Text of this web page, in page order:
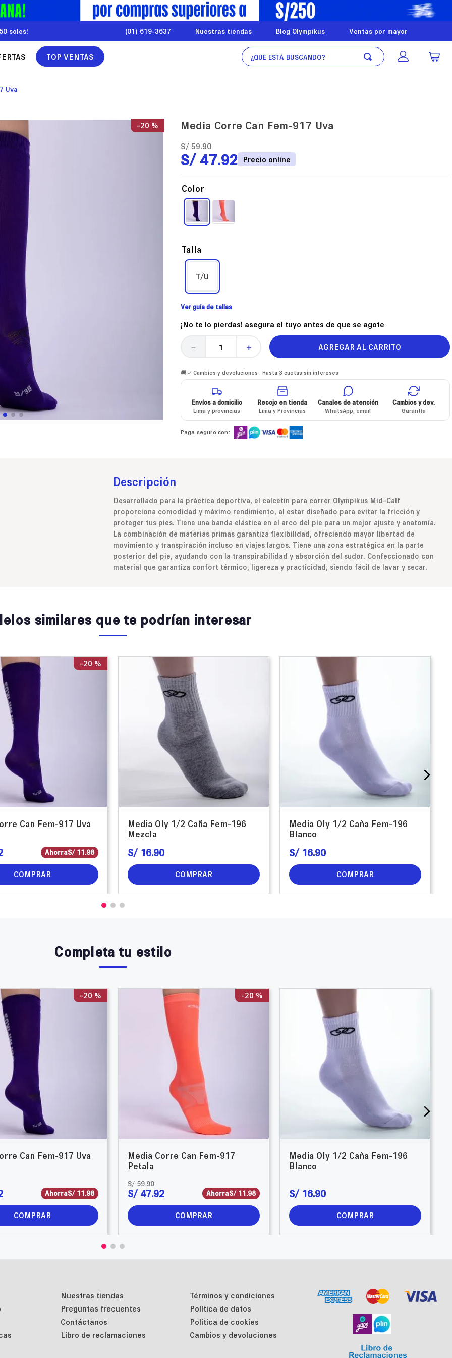
soles! (01) 619-3637 Nuestras tiendas Blog Olympikus Ventas por mayor
TOP VENTAS
¿Qué está buscando?
Uva
-20 % Media Corre Can Fem-917 Uva
S/ 59.90
S/ 47.92
Talla
T/U
Color
Ver guía de tallas
¡No te lo pierdas! asegura el tuyo antes de que se agote
＋
－ AGREGAR AL CARRITO
🚚✓ Cambios y devoluciones · Hasta 3 cuotas sin intereses
Envíos a domicilio
Lima y provincias
Recojo en tienda
Lima y Provincias
Canales de atención
WhatsApp, email
Cambios y dev.
Garantía
Paga seguro con:
Descripción
Desarrollado para la práctica deportiva, el calcetín para correr Olympikus Mid-Calf
proporciona comodidad y máximo rendimiento, al estar diseñado para evitar la fricción y
proteger tus pies. Tiene una banda elástica en el arco del pie para un mejor ajuste y anatomía.
La combinación de materias primas garantiza flexibilidad, ofreciendo mayor libertad de
movimiento y transpiración incluso en viajes largos. Tiene una zona estratégica en la parte
posterior del pie, ayudando con la transpirabilidad y absorción del sudor. Confeccionado con
material que garantiza confort térmico, ligereza y practicidad, siendo fácil de lavar y secar.
similares que te podrían interesar
-20 %
Can Fem-917 Uva
AhorraS/ 11.98
COMPRAR
Media Oly 1/2 Caña Fem-196
Mezcla
S/ 16.90
COMPRAR
Media Oly 1/2 Caña Fem-196
Blanco
S/ 16.90
COMPRAR
Completa tu estilo
-20 %
Can Fem-917 Uva
AhorraS/ 11.98
COMPRAR
-20 %
Media Corre Can Fem-917
Petala
S/ 59.90
S/ 47.92 AhorraS/ 11.98
COMPRAR
Media Oly 1/2 Caña Fem-196
Blanco
S/ 16.90
COMPRAR
Nuestras tiendas
Preguntas frecuentes
Contáctanos
Libro de reclamaciones
Términos y condiciones
Política de datos
Política de cookies
Cambios y devoluciones